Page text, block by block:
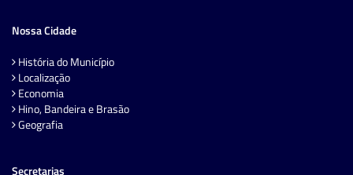
Nossa Cidade
História do Município
Localização
Economia
Hino, Bandeira e Brasão
Geografia
Secretarias